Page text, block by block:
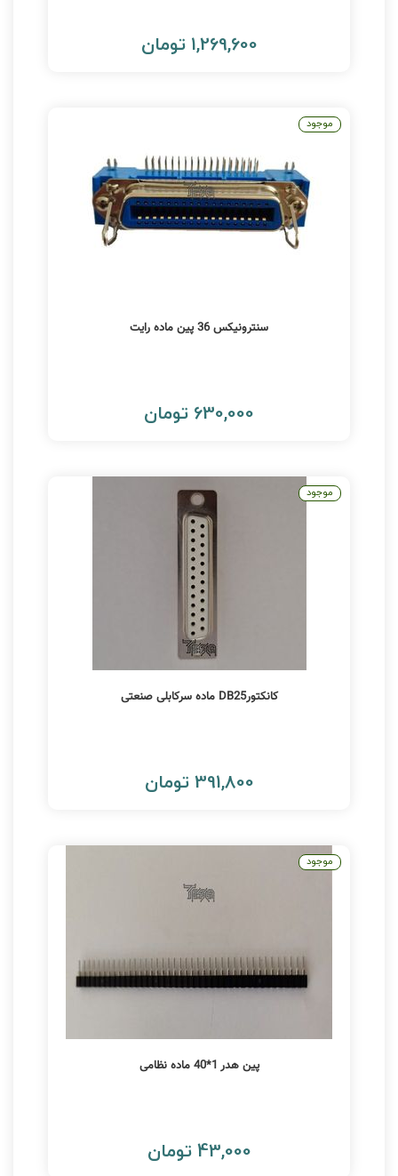
1,269,600 تومان
سنترونیکس 36 پین ماده رایت
630,000 تومان
موجود
کانکتورDB25 ماده سرکابلی صنعتی
391,800 تومان
موجود
پین هدر 1*40 ماده نظامی
43,000 تومان
موجود